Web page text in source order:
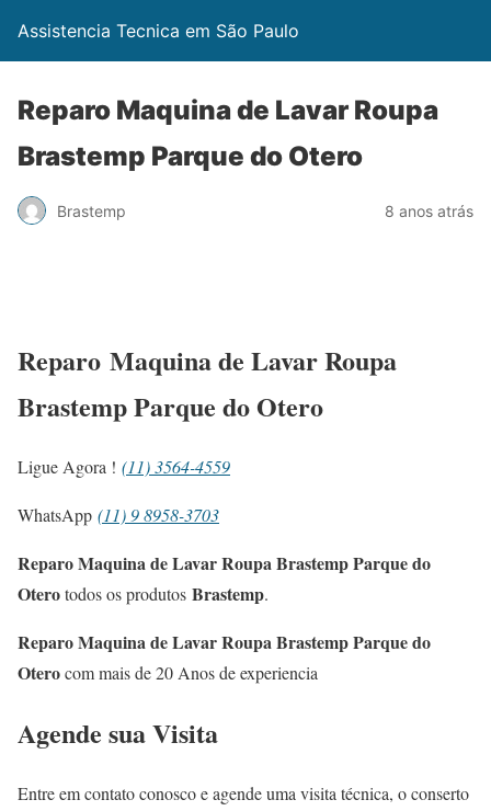
Assistencia Tecnica em São Paulo
Reparo Maquina de Lavar Roupa
Brastemp Parque do Otero
Brastemp 8 anos atrás
Reparo Maquina de Lavar Roupa
Brastemp Parque do Otero
Ligue Agora ! (11) 3564-4559
WhatsApp (11) 9 8958-3703
Reparo Maquina de Lavar Roupa Brastemp Parque do
Oterotodos os produtos Brastemp.
Reparo Maquina de Lavar Roupa Brastemp Parque do
Oterocom mais de 20 Anos de experiencia
Agende sua Visita
Entre em contato conosco e agende uma visita técnica, o conserto